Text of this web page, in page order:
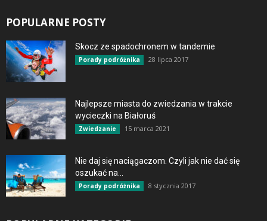
POPULARNE POSTY
Skocz ze spadochronem w tandemie
Porady podróżnika 28 lipca 2017
Najlepsze miasta do zwiedzania w trakcie
wycieczki na Białoruś
Zwiedzanie 15 marca 2021
Nie daj się naciągaczom. Czyli jak nie dać się
oszukać na...
Porady podróżnika 8 stycznia 2017